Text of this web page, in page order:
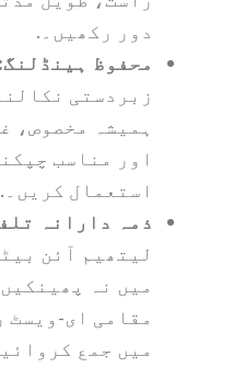
دور رکھیں۔.
محفوظ ہینڈلنگ:اپنی
زبردستی نکالنے کی
ہمیشہ مخصوص، غیر
اور مناسب چپکنے والے
استعمال کریں۔.
ذمہ دارانہ تلفی: کبھی
لیتھیم آئن بیٹریاں
میں نہ پھینکیں۔
مقامی ای-ویسٹ ری
میں جمع کروائیں۔.